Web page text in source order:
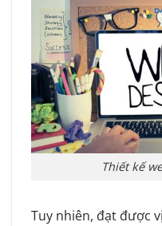
Thiết kế
Tuy nhiên, đạt được